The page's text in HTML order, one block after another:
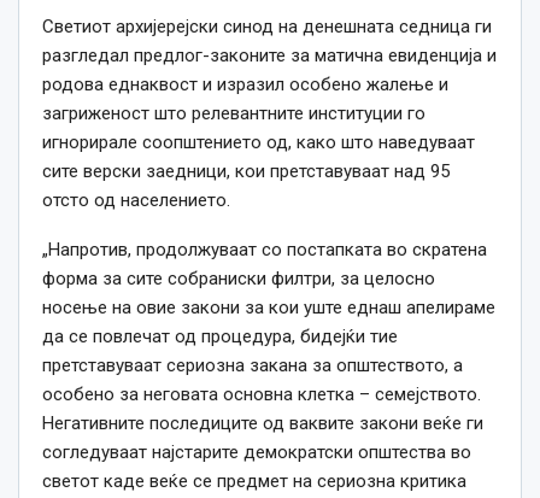
Светиот архијерејски синод на денешната седница ги
разгледал предлог-законите за матична евиденција и
родова еднаквост и изразил особено жалење и
загриженост што релевантните институции го
игнорирале соопштението од, како што наведуваат
сите верски заедници, кои претставуваат над 95
отсто од населението.
„Напротив, продолжуваат со постапката во скратена
форма за сите собраниски филтри, за целосно
носење на овие закони за кои уште еднаш апелираме
да се повлечат од процедура, бидејќи тие
претставуваат сериозна закана за општеството, а
особено за неговата основна клетка – семејството.
Негативните последиците од ваквите закони веќе ги
согледуваат најстарите демократски општества во
светот каде веќе се предмет на сериозна критика